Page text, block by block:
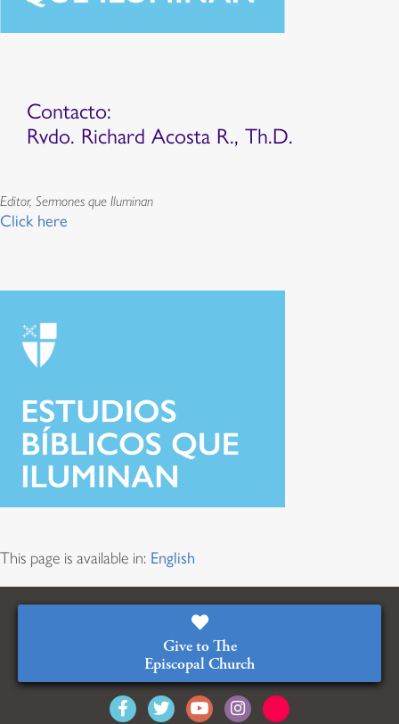
Contacto:
Rvdo. Richard Acosta R., Th.D.
Editor, Sermones que Iluminan
Click here
This page is available in: English
Give to The
Episcopal Church